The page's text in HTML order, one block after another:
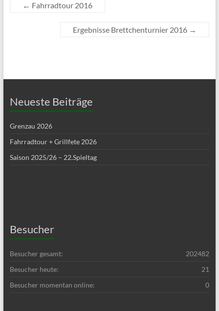
← Fahrradtour 2016
Ergebnisse Brettchenturnier 2016 →
Neueste Beiträge
Grenzau 2026
Fahrradtour + Grillfete 2026
Saison 2025/26 – 22.Spieltag
Besucher
202482
Besucher gesamt:
21
Besucher heute:
0
Besucher momentan online: